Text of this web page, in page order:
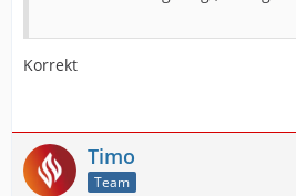
Korrekt
Timo
Team